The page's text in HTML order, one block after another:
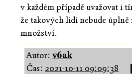
v každém případě uvažovat i
že takových lidí nebude úplně
množství.
Autor: v6ak
Čas: 2021-10-11 09:09:38